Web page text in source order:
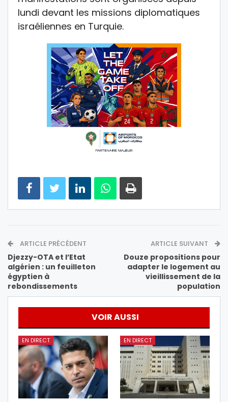
lundi devant les missions diplomatiques
israéliennes en Turquie.
ARTICLE PRÉCÉDENT
Djezzy-OTA et l’Etat
algérien : un feuilleton
égyptien à
rebondissements
ARTICLE SUIVANT
Douze propositions pour
adapter le logement au
vieillissement de la
population
VOIR AUSSI
EN DIRECT EN DIRECT